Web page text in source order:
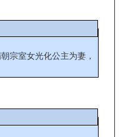
宗室女光化公主为妻，